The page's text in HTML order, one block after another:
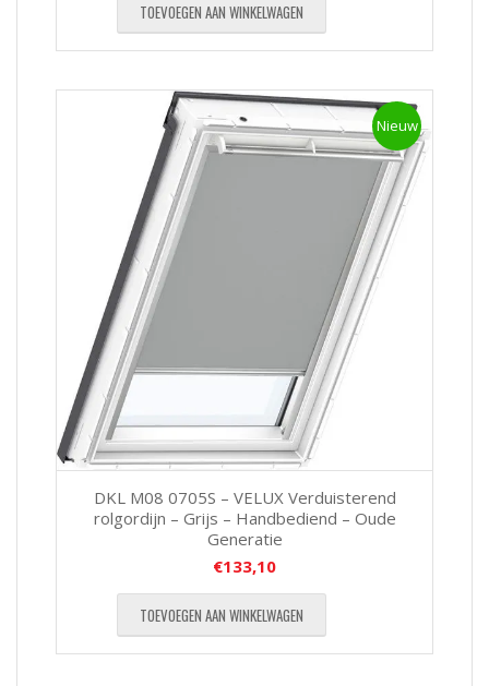
TOEVOEGEN AAN WINKELWAGEN
Nieuw
DKL M08 0705S – VELUX Verduisterend
rolgordijn – Grijs – Handbediend – Oude
Generatie
€133,10
TOEVOEGEN AAN WINKELWAGEN